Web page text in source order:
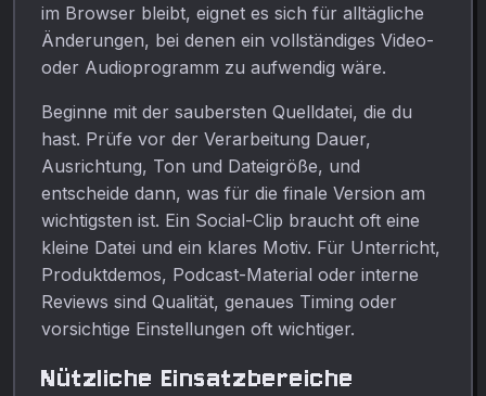
im Browser bleibt, eignet es sich für alltägliche
Änderungen, bei denen ein vollständiges Video-
oder Audioprogramm zu aufwendig wäre.
Beginne mit der saubersten Quelldatei, die du
hast. Prüfe vor der Verarbeitung Dauer,
Ausrichtung, Ton und Dateigröße, und
entscheide dann, was für die finale Version am
wichtigsten ist. Ein Social-Clip braucht oft eine
kleine Datei und ein klares Motiv. Für Unterricht,
Produktdemos, Podcast-Material oder interne
Reviews sind Qualität, genaues Timing oder
vorsichtige Einstellungen oft wichtiger.
Nützliche Einsatzbereiche